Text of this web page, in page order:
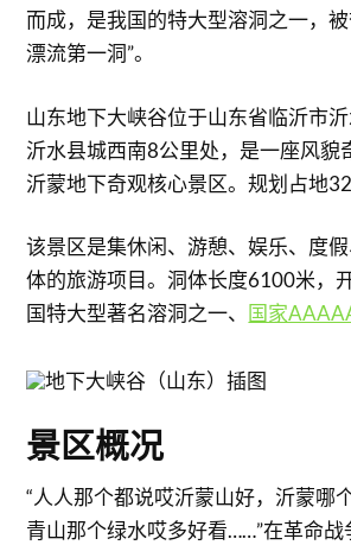
而成，是我国的特大型溶洞之一，
漂流第一洞”。
山东地下大峡谷位于山东省临沂市
沂水县城西南8公里处，是一座风貌
沂蒙地下奇观核心景区。规划占地32
该景区是集休闲、游憩、娱乐、度
体的旅游项目。洞体长度6100米，
国特大型著名溶洞之一、 国家
景区概况
“人人那个都说哎沂蒙山好，沂蒙哪
青山那个绿水哎多好看……”在革命战